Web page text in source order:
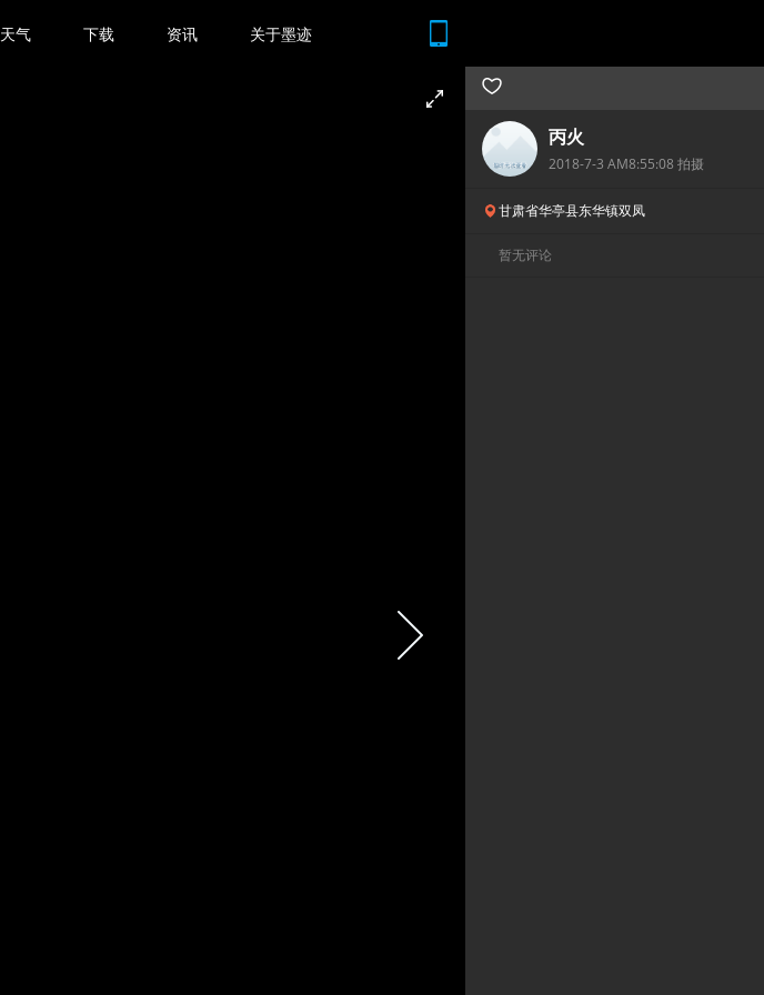
天气 下载 资讯 关于墨迹
丙火
2018-7-3 AM8:55:08 拍摄
甘肃省华亭县东华镇双凤
暂无评论